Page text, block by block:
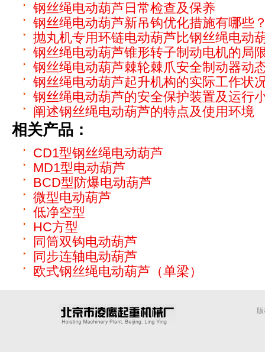
钢丝绳电动葫芦日常检查及保养
钢丝绳电动葫芦新吊钩优化措施有哪些
抛丸机专用环链电动葫芦比钢丝绳电动
钢丝绳电动葫芦锥形转子制动电机的局
钢丝绳电动葫芦棘轮棘爪安全制动器动
钢丝绳电动葫芦起升机构的实际工作状
钢丝绳电动葫芦的安全保护装置及运行
阐述钢丝绳电动葫芦的特点及使用环境
相关产品：
CD1型钢丝绳电动葫芦
MD1型电动葫芦
BCD型防爆电动葫芦
微型电动葫芦
低净空型
HC方型
同筒双钩电动葫芦
同步连轴电动葫芦
欧式钢丝绳电动葫芦（单梁）